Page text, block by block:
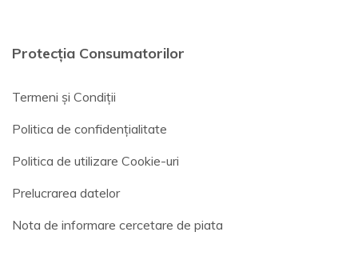
Protecția Consumatorilor
Termeni și Condiții
Politica de confidențialitate
Politica de utilizare Cookie-uri
Prelucrarea datelor
Nota de informare cercetare de piata